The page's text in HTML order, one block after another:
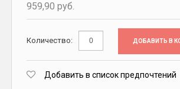
959,90 руб.
Количество: ДОБАВИТЬ В
Добавить в список предпочтений